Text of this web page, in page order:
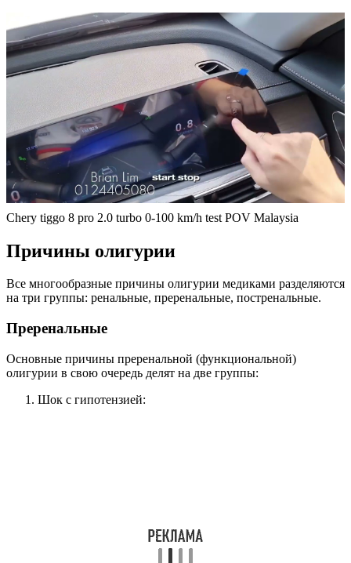
Chery tiggo 8 pro 2.0 turbo 0-100 km/h test POV Malaysia
Причины олигурии
Все многообразные причины олигурии медиками разделяются
на три группы: ренальные, преренальные, постренальные.
Преренальные
Основные причины преренальной (функциональной)
олигурии в свою очередь делят на две группы:
Шок с гипотензией: